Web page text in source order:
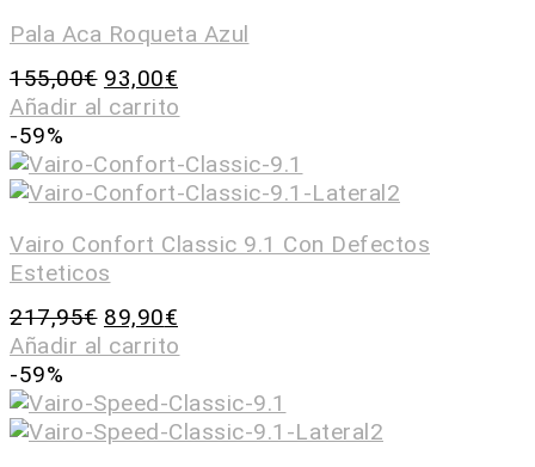
Pala Aca Roqueta Azul
155,00€ 93,00€
Añadir al carrito
-59%
Vairo Confort Classic 9.1 Con Defectos
Esteticos
217,95€ 89,90€
Añadir al carrito
-59%